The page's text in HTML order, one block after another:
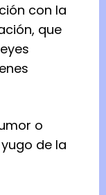
con la
que
o
de la